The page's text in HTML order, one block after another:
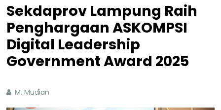
Sekdaprov Lampung Raih
Penghargaan ASKOMPSI
Digital Leadership
Government Award 2025
M. Mudian